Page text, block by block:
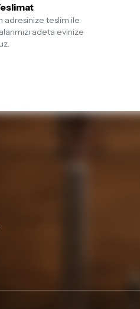
adresinize teslim ile
adeta evinize